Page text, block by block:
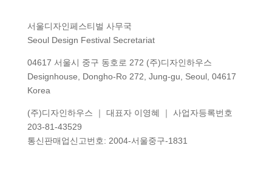
서울디자인페스티벌 사무국
Seoul Design Festival Secretariat
04617 서울시 중구 동호로 272 (주)디자인하우스
Designhouse, Dongho-Ro 272, Jung-gu, Seoul, 04617
Korea
(주)디자인하우스 ｜ 대표자 이영혜 ｜ 사업자등록번호
203-81-43529
통신판매업신고번호: 2004-서울중구-1831